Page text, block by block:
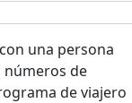
una persona
números de
de viajero